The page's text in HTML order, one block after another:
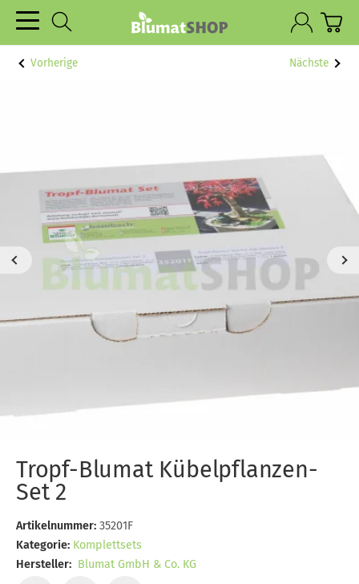
Vorherige Nächste
Tropf-Blumat Kübelpflanzen-
Set 2
Artikelnummer: 35201F
Kategorie: Komplettsets
Hersteller: Blumat GmbH & Co. KG